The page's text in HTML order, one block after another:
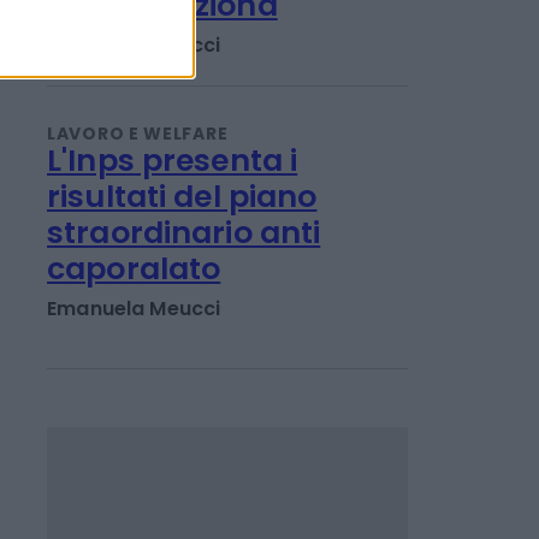
Progetto di vita: chi
può fare domanda e
Emanuela Meucci
LAVORO E WELFARE
L'Inps presenta i
risultati del piano